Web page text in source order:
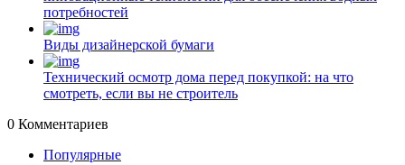
потребностей
Виды дизайнерской бумаги
Технический осмотр дома перед покупкой: на что
смотреть, если вы не строитель
0 Комментариев
Популярные